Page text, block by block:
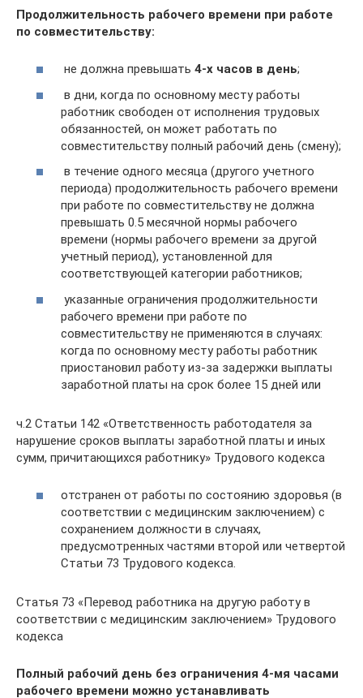
Продолжительность рабочего времени при работе
по совместительству:
не должна превышать 4-х часов в день;
в дни, когда по основному месту работы
работник свободен от исполнения трудовых
обязанностей, он может работать по
совместительству полный рабочий день (смену);
в течение одного месяца (другого учетного
периода) продолжительность рабочего времени
при работе по совместительству не должна
превышать 0.5 месячной нормы рабочего
времени (нормы рабочего времени за другой
учетный период), установленной для
соответствующей категории работников;
указанные ограничения продолжительности
рабочего времени при работе по
совместительству не применяются в случаях:
когда по основному месту работы работник
приостановил работу из-за задержки выплаты
заработной платы на срок более 15 дней или
ч.2 Статьи 142 «Ответственность работодателя за
нарушение сроков выплаты заработной платы и иных
сумм, причитающихся работнику» Трудового кодекса
отстранен от работы по состоянию здоровья (в
соответствии с медицинским заключением) с
сохранением должности в случаях,
предусмотренных частями второй или четвертой
Статьи 73 Трудового кодекса.
Статья 73 «Перевод работника на другую работу в
соответствии с медицинским заключением» Трудового
кодекса
Полный рабочий день без ограничения 4-мя часами
рабочего времени можно устанавливать